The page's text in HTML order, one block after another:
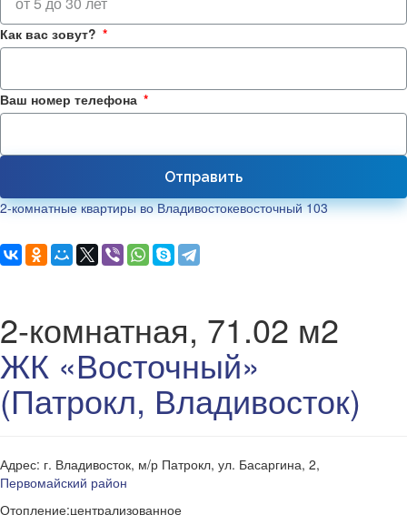
Как вас зовут?
Ваш номер телефона
Отправить
2-комнатные квартиры во Владивостокевосточный 103
2-комнатная, 71.02 м2
ЖК «Восточный»
(Патрокл, Владивосток)
Адрес: г. Владивосток, м/р Патрокл, ул. Басаргина, 2,
Первомайский район
Отопление:централизованное